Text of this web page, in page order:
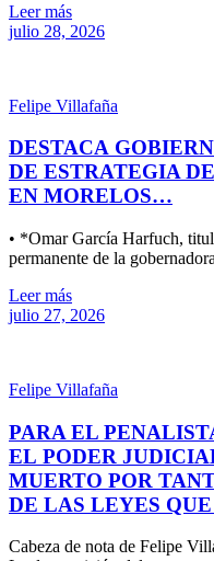
Leer más
julio 28, 2026
Felipe Villafaña
DESTACA
DE ESTRATEGIA
EN MORELOS…
• *Omar García Harfuch,
permanente de la
Leer más
julio 27, 2026
Felipe Villafaña
PARA EL
EL PODER
MUERTO POR
DE LAS LEYES
Cabeza de nota de Felipe